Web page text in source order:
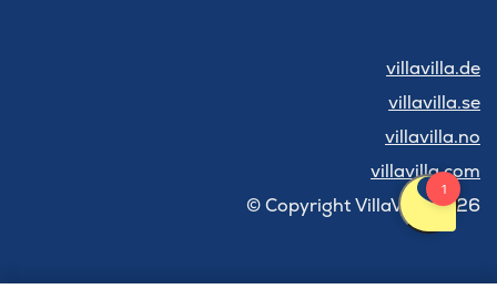
villavilla.de
villavilla.se
villavilla.no
villavilla.com
© Copyright VillaVilla 2026